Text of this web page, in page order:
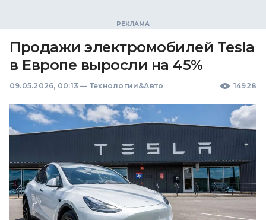
Продажи электромобилей Tesla
в Европе выросли на 45%
09.05.2026, 00:13 — Технологии&Авто 14928